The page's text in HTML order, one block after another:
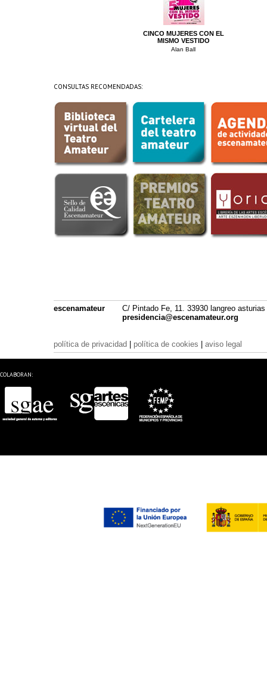
CINCO MUJERES CON EL
MISMO VESTIDO
Alan Ball
CONSULTAS RECOMENDADAS:
escenamateur
C/ Pintado Fe, 11. 33930 langreo asturias
presidencia@escenamateur.org
política de privacidad política de cookies aviso legal
COLABORAN: